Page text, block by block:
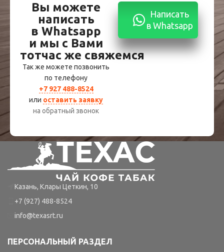
Вы можете
написать
в Whatsapp
и мы с Вами
тотчас же свяжемся
Так же можете позвонить
по телефону
+7 927 488-8524
или оставить заявку
на обратный звонок
Написать
в Whatsapp
Казань, Клары Цеткин, 10
+7 (927) 488-8524
info@texasrt.ru
ПЕРСОНАЛЬНЫЙ РАЗДЕЛ